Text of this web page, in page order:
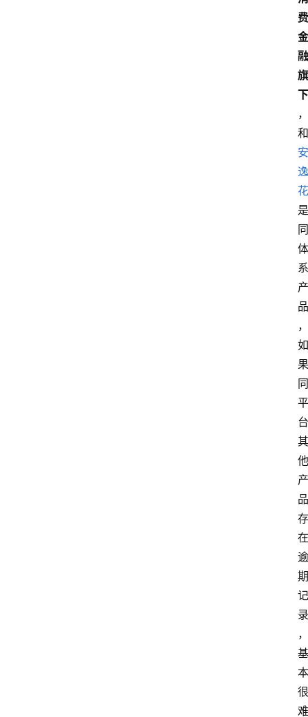
费
金
融
旗
下
，
和
安
逸
花
是
同
体
系
产
品
，
如
果
同
平
台
其
他
产
品
存
在
逾
期
记
录
，
基
本
很
难